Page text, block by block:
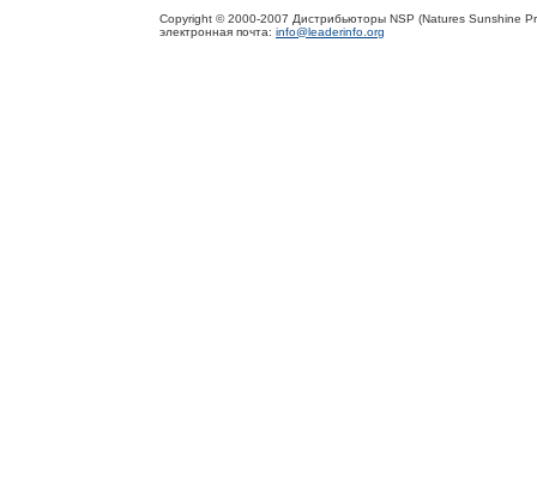
Copyright © 2000-2007 Дистрибьюторы NSP (Natures Sunshine
электронная почта: info@leaderinfo.org